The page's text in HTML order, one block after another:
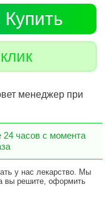
Купить
менеджер при
24 часов с момента
у нас лекарство. Мы
вы решите, оформить